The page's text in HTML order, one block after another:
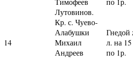
Лутовинов.
14
Кр. с. Чуево-
Алабушки
Михаил
Андреев
Гнедой
л. на
по 1р.